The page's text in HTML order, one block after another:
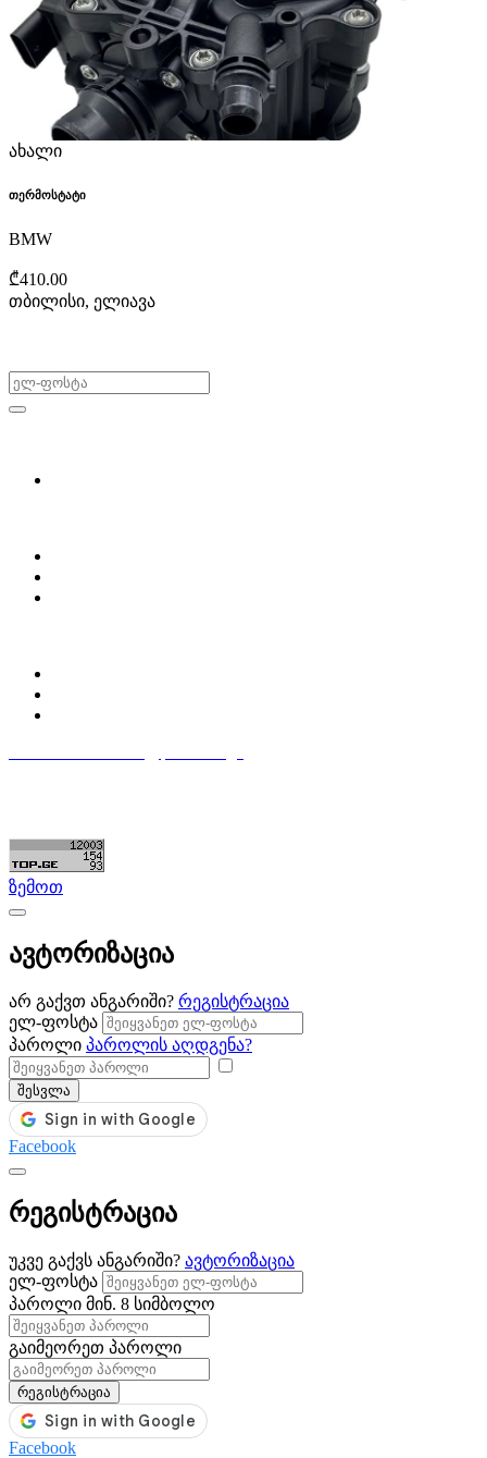
ახალი
თერმოსტატი
BMW
₾410.00
თბილისი, ელიავა
ზემოთ
ავტორიზაცია
არ გაქვთ ანგარიში? რეგისტრაცია
ელ-ფოსტა
პაროლი პაროლის აღდგენა?
შესვლა
Facebook
რეგისტრაცია
უკვე გაქვს ანგარიში? ავტორიზაცია
ელ-ფოსტა
პაროლი მინ. 8 სიმბოლო
გაიმეორეთ პაროლი
რეგისტრაცია
Facebook